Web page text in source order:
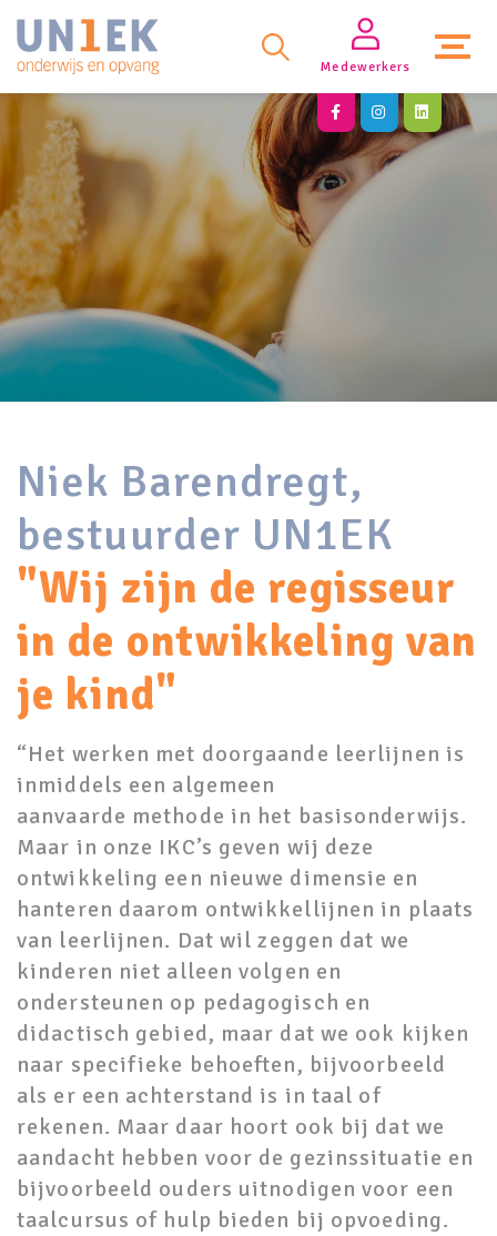
Medewerkers
Niek Barendregt,
bestuurder UN1EK
"Wij zijn de regisseur
in de ontwikkeling van
je kind"
“Het werken met doorgaande leerlijnen is
inmiddels een algemeen
aanvaarde methode in het basisonderwijs.
Maar in onze IKC’s geven wij deze
ontwikkeling een nieuwe dimensie en
hanteren daarom ontwikkellijnen in plaats
van leerlijnen. Dat wil zeggen dat we
kinderen niet alleen volgen en
ondersteunen op pedagogisch en
didactisch gebied, maar dat we ook kijken
naar specifieke behoeften, bijvoorbeeld
als er een achterstand is in taal of
rekenen. Maar daar hoort ook bij dat we
aandacht hebben voor de gezinssituatie en
bijvoorbeeld ouders uitnodigen voor een
taalcursus of hulp bieden bij opvoeding.